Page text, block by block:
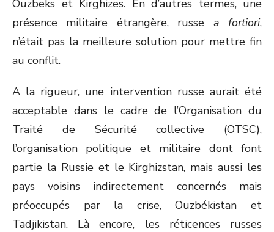
Ouzbeks et Kirghizes. En d’autres termes, une
présence militaire étrangère, russe a fortiori,
n’était pas la meilleure solution pour mettre fin
au conflit.
A la rigueur, une intervention russe aurait été
acceptable dans le cadre de l’Organisation du
Traité de Sécurité collective (OTSC),
l’organisation politique et militaire dont font
partie la Russie et le Kirghizstan, mais aussi les
pays voisins indirectement concernés mais
préoccupés par la crise, Ouzbékistan et
Tadjikistan. Là encore, les réticences russes